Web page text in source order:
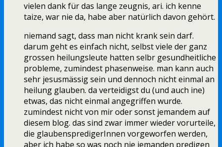
vielen dank für das lange zeugnis, ari. ich kenne
taize, war nie da, habe aber natürlich davon gehört.
niemand sagt, dass man nicht krank sein darf.
darum geht es einfach nicht, selbst viele der ganz
grossen heilungsleute hatten selbr gesundheitliche
probleme, zumindest phasenweise. man kann auch
sehr jesusmässig sein und dennoch nicht einmal an
heilung glauben. da verteidigst du (und auch ine)
etwas, das nicht einmal angegriffen wurde.
zumindest nicht von mir oder sonst jemandem auf
diesem blog. das sind zwar immer wieder vorurteile,
die glaubenspredigerInnen vorgeworfen werden,
aber ich habe so was noch nie jemanden predigen